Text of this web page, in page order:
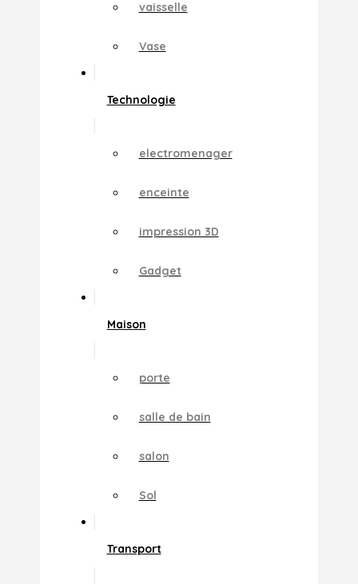
vaisselle
Vase
Technologie
electromenager
enceinte
impression 3D
Gadget
Maison
porte
salle de bain
salon
Sol
Transport